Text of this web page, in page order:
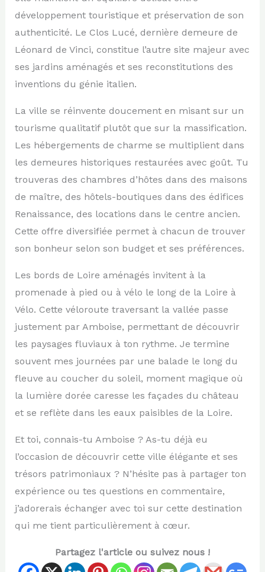
développement touristique et préservation de son
authenticité. Le Clos Lucé, dernière demeure de
Léonard de Vinci, constitue l’autre site majeur avec
ses jardins aménagés et ses reconstitutions des
inventions du génie italien.
La ville se réinvente doucement en misant sur un
tourisme qualitatif plutôt que sur la massification.
Les hébergements de charme se multiplient dans
les demeures historiques restaurées avec goût. Tu
trouveras des chambres d’hôtes dans des maisons
de maître, des hôtels-boutiques dans des édifices
Renaissance, des locations dans le centre ancien.
Cette offre diversifiée permet à chacun de trouver
son bonheur selon son budget et ses préférences.
Les bords de Loire aménagés invitent à la
promenade à pied ou à vélo le long de la Loire à
Vélo. Cette véloroute traversant la vallée passe
justement par Amboise, permettant de découvrir
les paysages fluviaux à ton rythme. Je termine
souvent mes journées par une balade le long du
fleuve au coucher du soleil, moment magique où
la lumière dorée caresse les façades du château
et se reflète dans les eaux paisibles de la Loire.
Et toi, connais-tu Amboise ? As-tu déjà eu
l’occasion de découvrir cette ville élégante et ses
trésors patrimoniaux ? N’hésite pas à partager ton
expérience ou tes questions en commentaire,
j’adorerais échanger avec toi sur cette destination
qui me tient particulièrement à cœur.
Partagez l'article ou suivez nous !